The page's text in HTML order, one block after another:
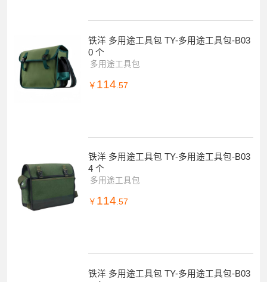
铁洋 多用途工具包 TY-多用途工具包-B03
0 个
多用途工具包
￥ 114 .57
铁洋 多用途工具包 TY-多用途工具包-B03
4 个
多用途工具包
￥ 114.57
铁洋 多用途工具包 TY-多用途工具包-B03